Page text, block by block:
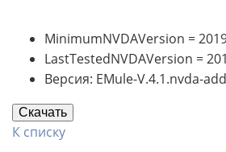
MinimumNVDAVersion =
LastTestedNVDAVersion =
Версия: EMule-V.4.1.nvda-
Скачать
К списку